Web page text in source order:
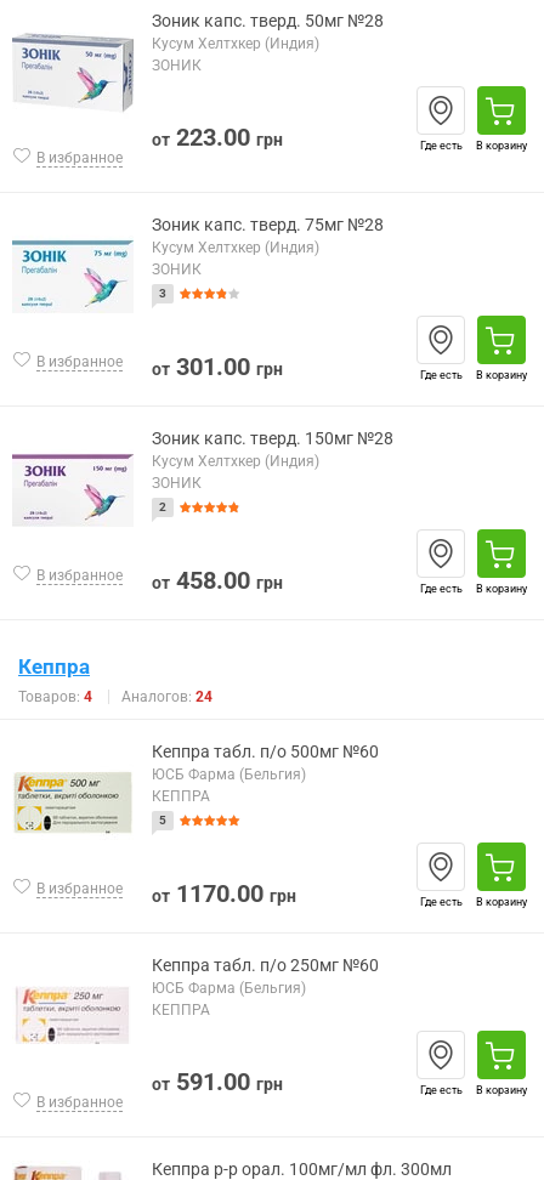
В избранное
Зоник капс. тверд. 50мг №28
Кусум Хелтхкер (Индия)
ЗОНИК
от 223.00 грн Где есть В корзину
В избранное
Зоник капс. тверд. 75мг №28
Кусум Хелтхкер (Индия)
ЗОНИК
3
от 301.00 грн Где есть В корзину
В избранное
Зоник капс. тверд. 150мг №28
Кусум Хелтхкер (Индия)
ЗОНИК
2
от 458.00 грн Где есть В корзину
Кеппра
Товаров: 4 Аналогов: 24
В избранное
Кеппра табл. п/о 500мг №60
ЮСБ Фарма (Бельгия)
КЕППРА
5
от 1170.00 грн Где есть В корзину
В избранное
Кеппра табл. п/о 250мг №60
ЮСБ Фарма (Бельгия)
КЕППРА
от 591.00 грн Где есть В корзину
Кеппра р-р орал. 100мг/мл фл. 300мл